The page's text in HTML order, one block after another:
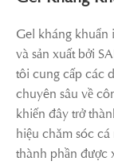
Gel kháng khuẩn
và sản xuất bởi
tôi cung cấp các
chuyên sâu về
khiến đây trở
hiệu chăm sóc
thành phần được